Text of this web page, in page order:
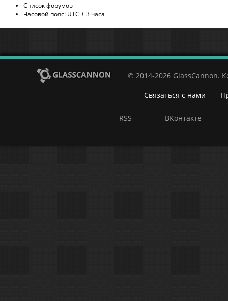
Список форумов
Часовой пояс: UTC + 3 часа
© 2014-2026 GlassCannon.
Связаться с нами
RSS ВКонтакте